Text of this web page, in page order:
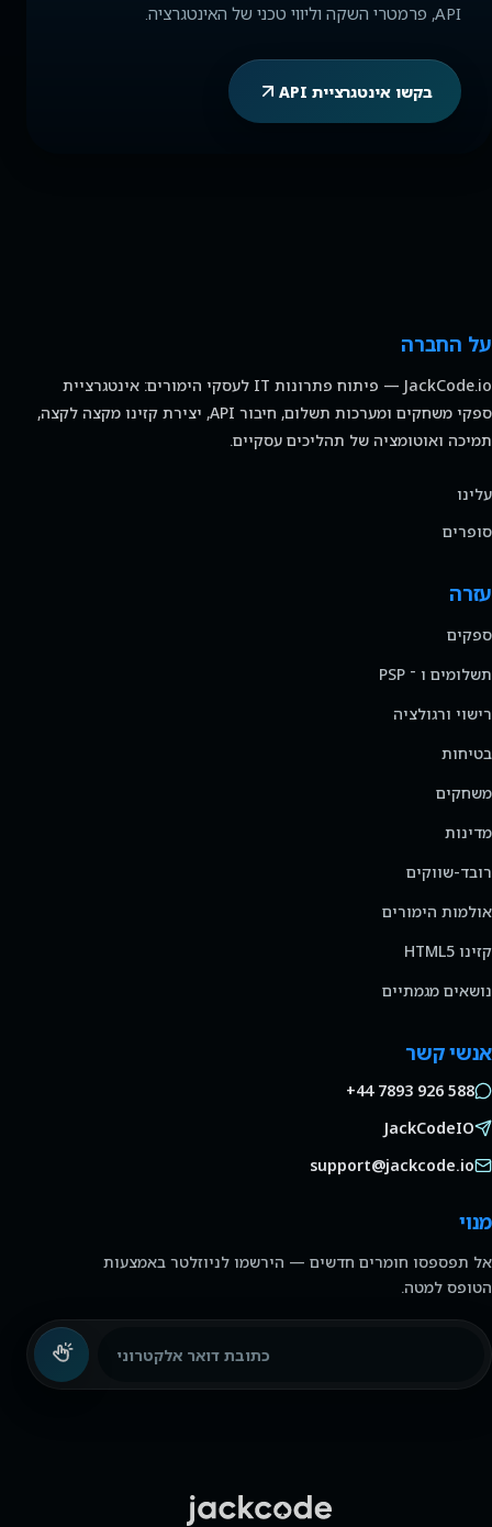
API, פרמטרי השקה וליווי טכני של האינטגרציה.
בקשו אינטגרציית API
על החברה
JackCode.io — פיתוח פתרונות IT לעסקי הימורים: אינטגרציית
ספקי משחקים ומערכות תשלום, חיבור API, יצירת קזינו מקצה לקצה,
תמיכה ואוטומציה של תהליכים עסקיים.
עלינו
סופרים
עזרה
ספקים
תשלומים ו ־ PSP
רישוי ורגולציה
בטיחות
משחקים
מדינות
רובד-שווקים
אולמות הימורים
קזינו HTML5
נושאים מגמתיים
אנשי קשר
+44 7893 926 588
JackCodeIO
support@jackcode.io
מנוי
אל תפספסו חומרים חדשים — הירשמו לניוזלטר באמצעות
הטופס למטה.